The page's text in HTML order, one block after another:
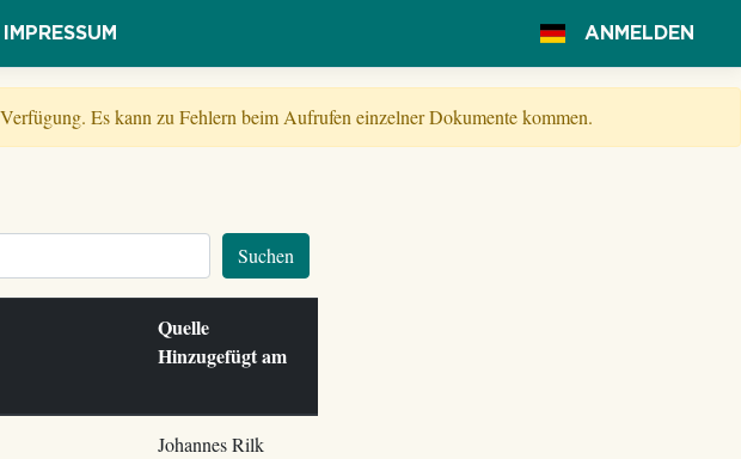
IMPRESSUM ANMELDEN
Es kann zu Fehlern beim Aufrufen einzelner Dokumente kommen.
Suchen
Quelle
Hinzugefügt am
Johannes Rilk